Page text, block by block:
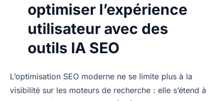
optimiser l’expérience
utilisateur avec des
outils IA SEO
L’optimisation SEO moderne ne se limite plus à la
visibilité sur les moteurs de recherche : elle s’étend à